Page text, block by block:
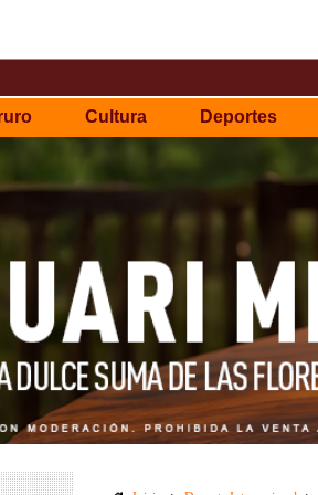
Cultura Deportes